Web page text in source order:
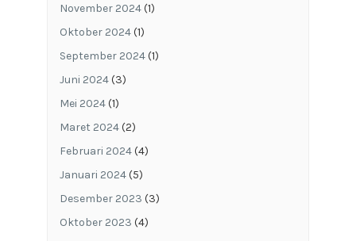
November 2024(1)
Oktober 2024(1)
September 2024(1)
Juni 2024(3)
Mei 2024(1)
Maret 2024(2)
Februari 2024(4)
Januari 2024(5)
Desember 2023 (3)
Oktober 2023 (4)